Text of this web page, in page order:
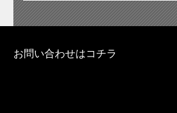
お問い合わせはコチラ